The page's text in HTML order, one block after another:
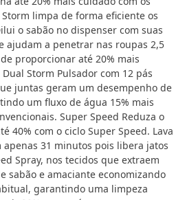
limpa de forma eficiente os
o sabão no dispenser com suas
ajudam a penetrar nas roupas 2,5
proporcionar até 20% mais
Storm Pulsador com 12 pás
juntas geram um desempenho de
um fluxo de água 15% mais
Super Speed Reduza o
40% com o ciclo Super Speed. Lava
31 minutos pois libera jatos
Spray, nos tecidos que extraem
sabão e amaciante economizando
garantindo uma limpeza